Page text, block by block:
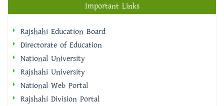
Important Links
Rajshahi Education Board
Directorate of Education
National University
Rajshahi University
National Web Portal
Rajshahi Division Portal